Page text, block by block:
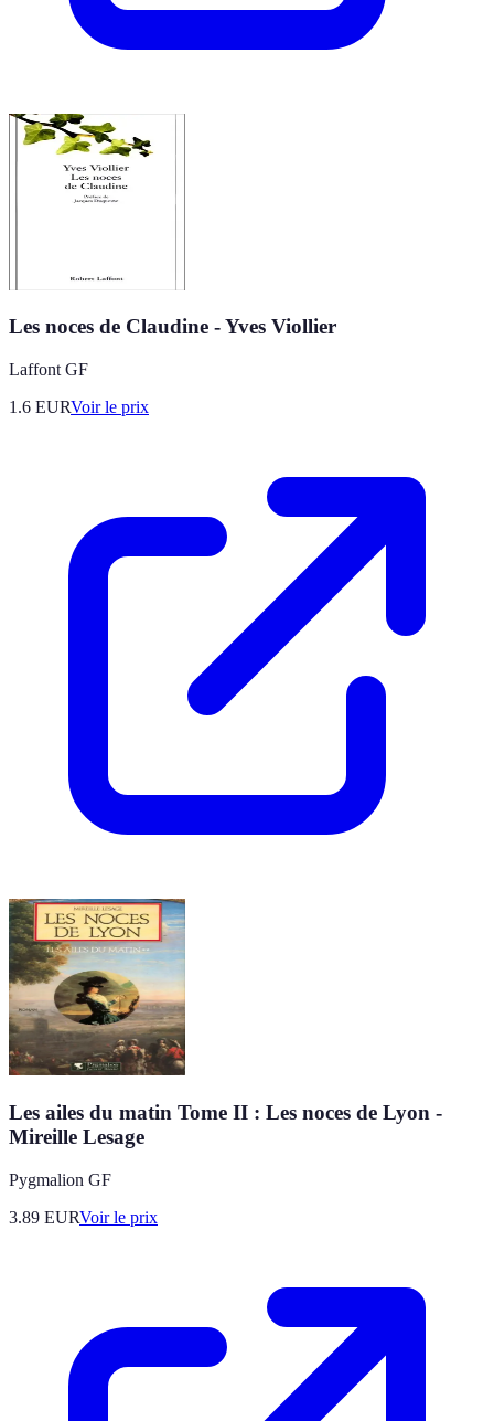
Les noces de Claudine - Yves Viollier
Laffont GF
1.6 EURVoir le prix
Les ailes du matin Tome II : Les noces de Lyon -
Mireille Lesage
Pygmalion GF
3.89 EURVoir le prix